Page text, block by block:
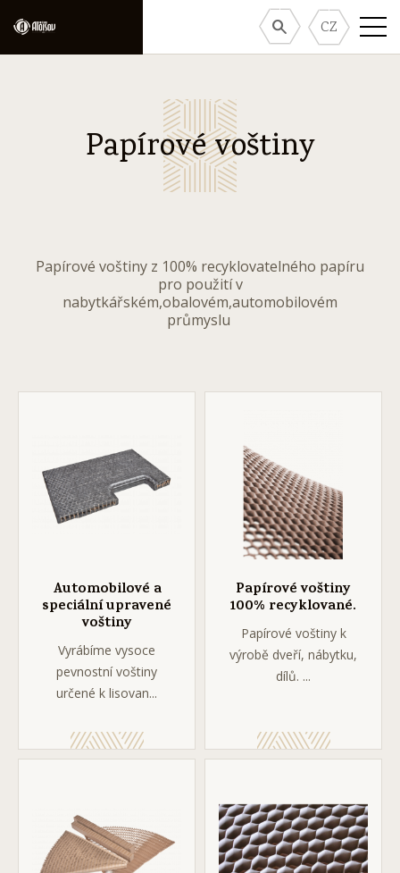
CZ
Papírové voštiny
Papírové voštiny z 100% recyklovatelného papíru
pro použití v
nabytkářském,obalovém,automobilovém
průmyslu
Automobilové a
speciální upravené
voštiny
Vyrábíme vysoce
pevnostní voštiny
určené k lisovan...
Papírové voštiny
100% recyklované.
Papírové voštiny k
výrobě dveří, nábytku,
dílů. ...